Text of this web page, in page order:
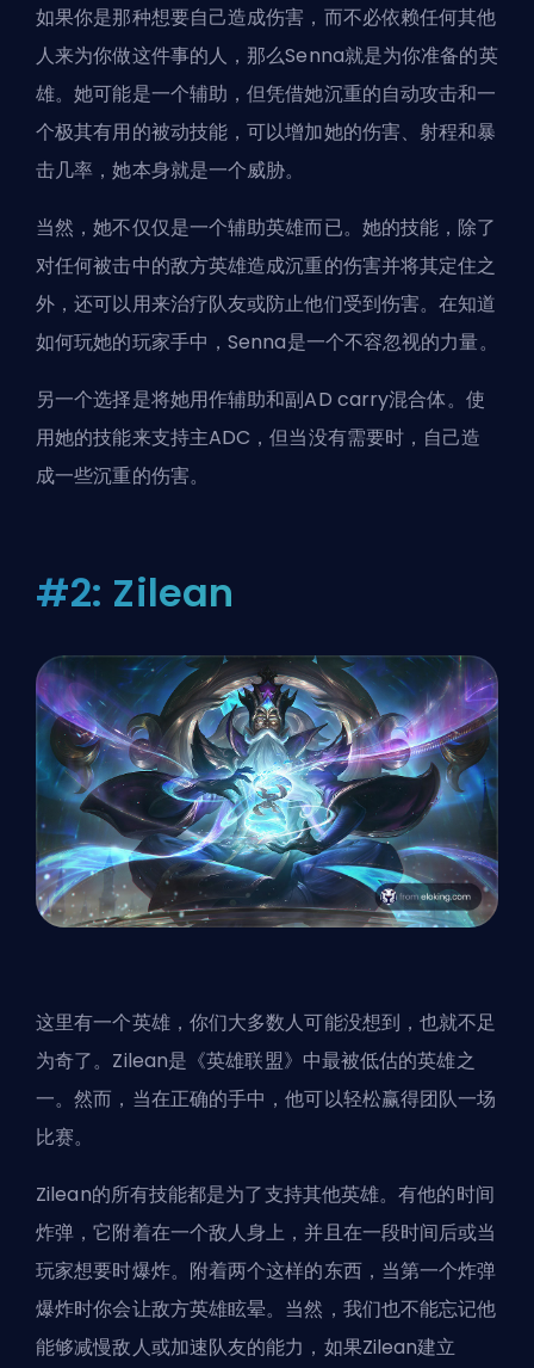
如果你是那种想要自己造成伤害，而不必依赖任何其他
人来为你做这件事的人，那么Senna就是为你准备的英
雄。她可能是一个辅助，但凭借她沉重的自动攻击和一
个极其有用的被动技能，可以增加她的伤害、射程和暴
击几率，她本身就是一个威胁。
当然，她不仅仅是一个辅助英雄而已。她的技能，除了
对任何被击中的敌方英雄造成沉重的伤害并将其定住之
外，还可以用来治疗队友或防止他们受到伤害。在知道
如何玩她的玩家手中，Senna是一个不容忽视的力量。
另一个选择是将她用作辅助和副AD carry混合体。使
用她的技能来支持主ADC，但当没有需要时，自己造
成一些沉重的伤害。
#2: Zilean
这里有一个英雄，你们大多数人可能没想到，也就不足
为奇了。Zilean是《英雄联盟》中最被低估的英雄之
一。然而，当在正确的手中，他可以轻松赢得团队一场
比赛。
Zilean的所有技能都是为了支持其他英雄。有他的时间
炸弹，它附着在一个敌人身上，并且在一段时间后或当
玩家想要时爆炸。附着两个这样的东西，当第一个炸弹
爆炸时你会让敌方英雄眩晕。当然，我们也不能忘记他
能够减慢敌人或加速队友的能力，如果Zilean建立